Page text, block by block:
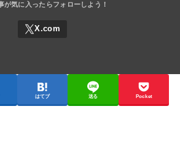
はてブ 送る Pocket